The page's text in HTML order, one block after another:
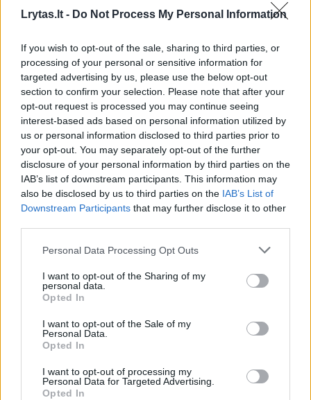
Lrytas.lt - Do Not Process My Personal Information
If you wish to opt-out of the sale, sharing to third parties, or
processing of your personal or sensitive information for
targeted advertising by us, please use the below opt-out
section to confirm your selection. Please note that after your
opt-out request is processed you may continue seeing
interest-based ads based on personal information utilized by
us or personal information disclosed to third parties prior to
your opt-out. You may separately opt-out of the further
disclosure of your personal information by third parties on the
IAB’s list of downstream participants. This information may
also be disclosed by us to third parties on the IAB’s List of
Downstream Participants that may further disclose it to other
Personal Data Processing Opt Outs
I want to opt-out of the Sharing of my
personal data.
Opted In
I want to opt-out of the Sale of my
Personal Data.
Opted In
I want to opt-out of processing my
Personal Data for Targeted Advertising.
Opted In
Joe Bideno kova su vėžiu tęsiasi: liga progresuoja
Žinios | Pasaulis
Visi įrašai
Žiūrimiausi įrašai
00:00:30
Vaizdai iš tragiškos avarijos Vilniaus r.: dviejų moterų ir
vaiko gyvybių išgelbėti nepavyko
Žinios | Lietuvos diena
Savaitės vidurys nusimato karštas: temperatūra kils iki
Žinios | Orai